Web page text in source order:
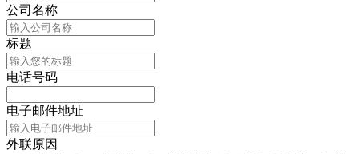
公司名称
标题
电话号码
电子邮件地址
外联原因